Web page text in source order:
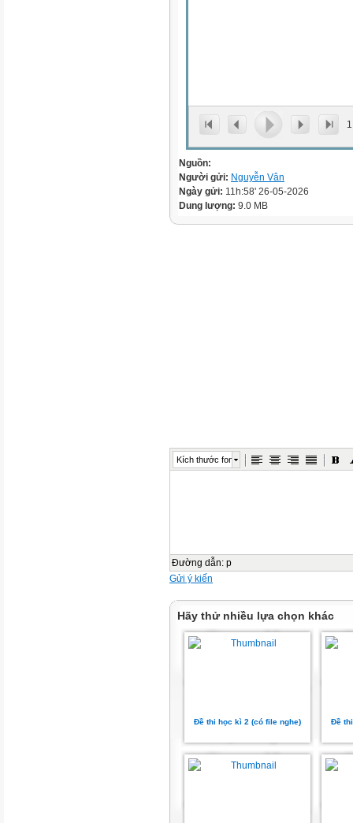
1
Nguồn:
Người gửi: Nguyễn Vân
Ngày gửi: 11h:58' 26-05-2026
Dung lượng: 9.0 MB
Kích thước font
Đường dẫn: p
Gửi ý kiến
Hãy thử nhiều lựa chọn khác
Đề thi học kì 2 (có file nghe) Đề